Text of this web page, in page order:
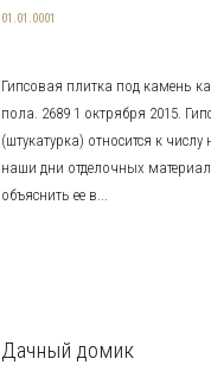
01.01.0001
Гипсовая плитка под камень
пола. 2689 1 октрября 2015.
(штукатурка) относится к
наши дни отделочных
объяснить ее в...
Дачный домик